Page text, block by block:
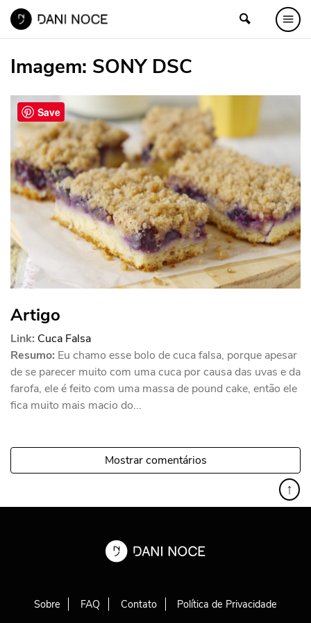
Imagem: SONY DSC
Artigo
Link: Cuca Falsa
Resumo: Eu chamo esse bolo de cuca falsa, porque apesar
de se parecer muito com uma cuca por causa das uvas e da
farofa, ele é feito com uma massa de pound cake, então ele
fica muito mais macio do...
Mostrar comentários
↑
Sobre FAQ Contato Política de Privacidade
Save